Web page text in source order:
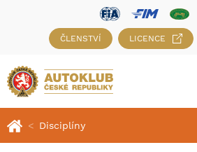
ČLENSTVÍ LICENCE
Disciplíny